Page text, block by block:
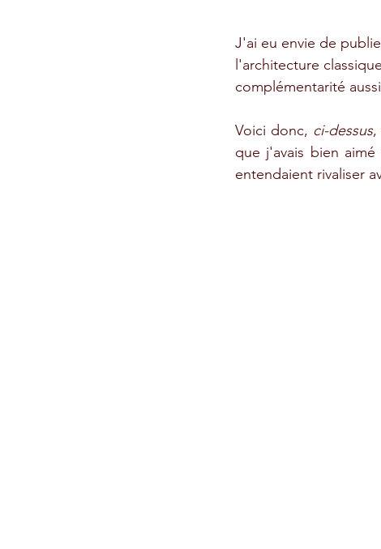
J'ai eu envie de
l'architecture
complémentarité
Voici donc, ci-dessus,
que j'avais bien
entendaient rivaliser